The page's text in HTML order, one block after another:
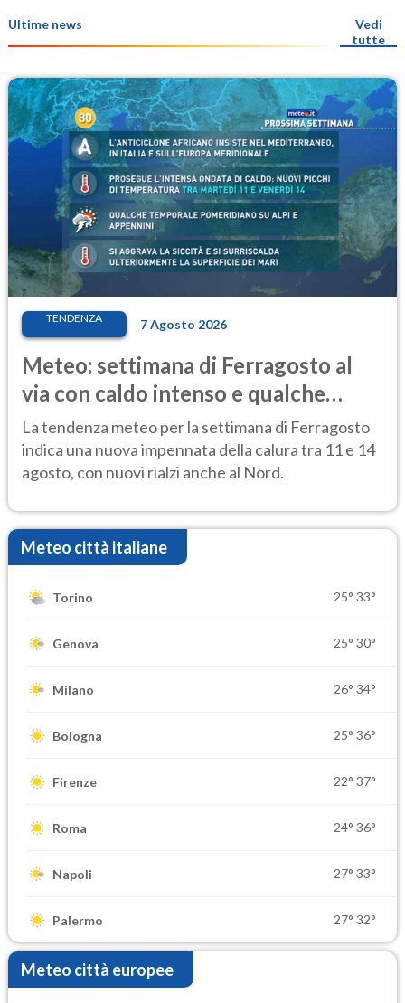
Ultime news
Vedi
tutte
TENDENZA 7 Agosto 2026
Meteo: settimana di Ferragosto al
via con caldo intenso e qualche
temporale
La tendenza meteo per la settimana di Ferragosto
indica una nuova impennata della calura tra 11 e 14
agosto, con nuovi rialzi anche al Nord.
Meteo città italiane
Torino 25° 33°
Genova 25° 30°
Milano 26° 34°
Bologna 25° 36°
Firenze 22° 37°
Roma 24° 36°
Napoli 27° 33°
Palermo 27° 32°
Meteo città europee